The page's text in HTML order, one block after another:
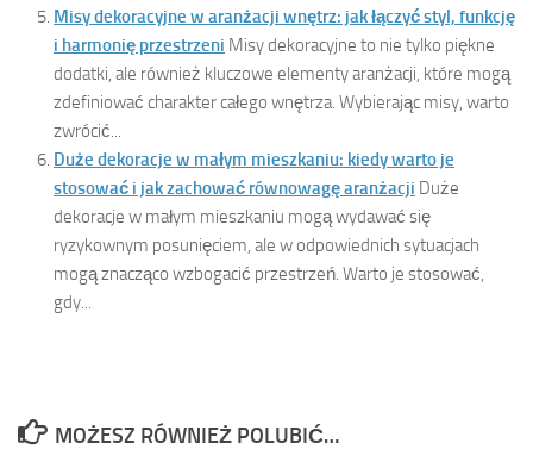
Misy dekoracyjne w aranżacji wnętrz: jak łączyć styl, funkcję
i harmonię przestrzeni Misy dekoracyjne to nie tylko piękne
dodatki, ale również kluczowe elementy aranżacji, które mogą
zdefiniować charakter całego wnętrza. Wybierając misy, warto
zwrócić...
Duże dekoracje w małym mieszkaniu: kiedy warto je
stosować i jak zachować równowagę aranżacji Duże
dekoracje w małym mieszkaniu mogą wydawać się
ryzykownym posunięciem, ale w odpowiednich sytuacjach
mogą znacząco wzbogacić przestrzeń. Warto je stosować,
gdy...
MOŻESZ RÓWNIEŻ POLUBIĆ…